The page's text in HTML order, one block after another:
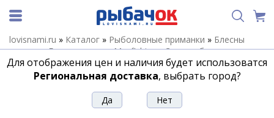
lovisnami.ru » Каталог » Рыболовные приманки » Блесны
зимние»Блесны зимние Maxfishing»Зимние блесны
Maxfishing Леднево»Зимняя блесна MF Ice Леднево подвес
46мм 7г серебро-серебро
Зимняя блесна MF Ice Леднево подвес
46мм 7г серебро-серебро
Для отображения цен и наличия будет использоватся
Региональная доставка, выбрать город?